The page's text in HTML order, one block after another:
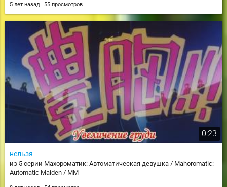
5 лет назад 55 просмотров
0:23
нельзя
из 5 серии Махороматик: Автоматическая девушка / Mahoromatic:
Automatic Maiden / MM